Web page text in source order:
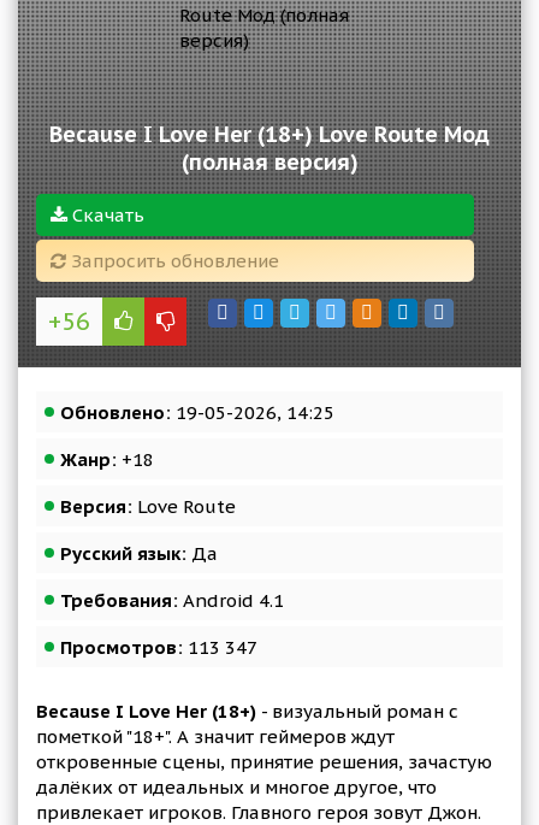
Because I Love Her (18+) Love Route Мод
(полная версия)
Скачать
Запросить обновление
+56
Обновлено: 19-05-2026, 14:25
Жанр: +18
Версия: Love Route
Русский язык: Да
Требования: Android 4.1
Просмотров: 113 347
Because I Love Her (18+) - визуальный роман с
пометкой "18+". А значит геймеров ждут
откровенные сцены, принятие решения, зачастую
далёких от идеальных и многое другое, что
привлекает игроков. Главного героя зовут Джон.